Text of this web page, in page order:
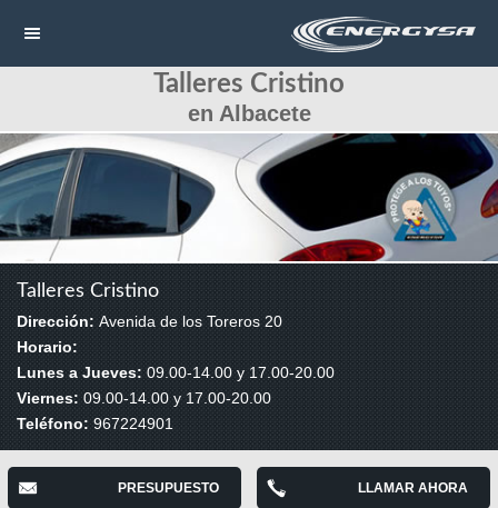
HOME
CONTACTAR
LLAMAR
Talleres Cristino
en Albacete
Talleres Cristino
Dirección: Avenida de los Toreros 20
Horario:
Lunes a Jueves:09.00-14.00 y 17.00-20.00
Viernes:09.00-14.00 y 17.00-20.00
Teléfono:967224901
PRESUPUESTO LLAMAR AHORA